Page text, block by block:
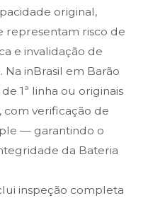
original,
representam risco de
e invalidação de
inBrasil em Barão
1ª linha ou originais
com verificação de
— garantindo o
da Bateria
inspeção completa